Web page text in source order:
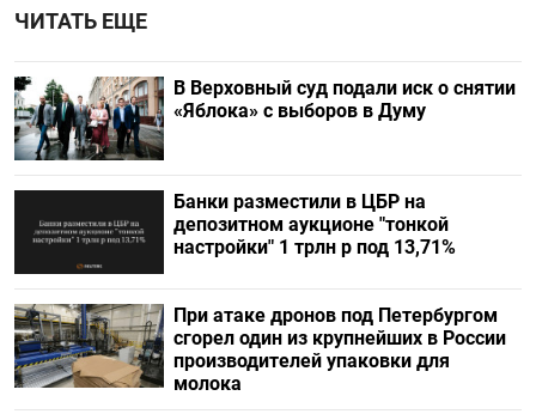
ЧИТАТЬ ЕЩЕ
В Верховный суд подали иск о снятии
«Яблока» с выборов в Думу
Банки разместили в ЦБР на
депозитном аукционе "тонкой
настройки" 1 трлн р под 13,71%
При атаке дронов под Петербургом
сгорел один из крупнейших в России
производителей упаковки для
молока